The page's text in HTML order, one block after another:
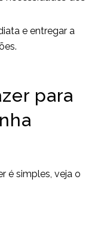
e entregar a
para
é simples, veja o